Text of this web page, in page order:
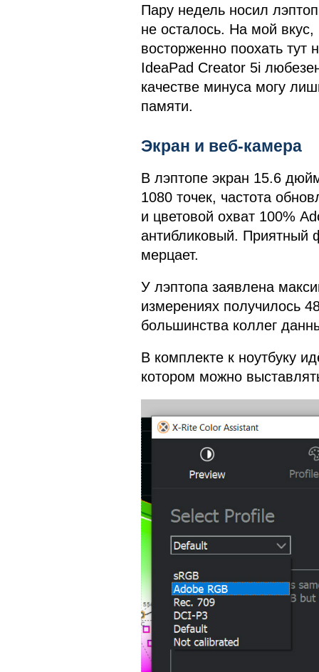
Пару недель носил
не осталось. На мой
восторженно поохать
IdeaPad Creator 5i
качестве минуса могу
памяти.
Экран и веб-камера
В лэптопе экран 15.6
1080 точек, частота
и цветовой охват 100%
антибликовый. Приятный
мерцает.
У лэптопа заявлена
измерениях получилось
большинства коллег
В комплекте к ноутбуку
котором можно